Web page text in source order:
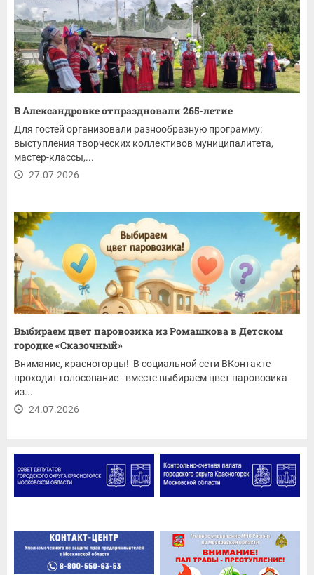
В Александровке отпраздновали 265-летие
Для гостей организовали разнообразную программу:
выступления творческих коллективов муниципалитета,
мастер-классы,...
27.07.2026
Выбираем цвет паровозика из Ромашкова в Детском
городке «Сказочный»
Внимание, красногорцы! В социальной сети ВКонтакте
проходит голосование - вместе выбираем цвет паровозика
из...
24.07.2026